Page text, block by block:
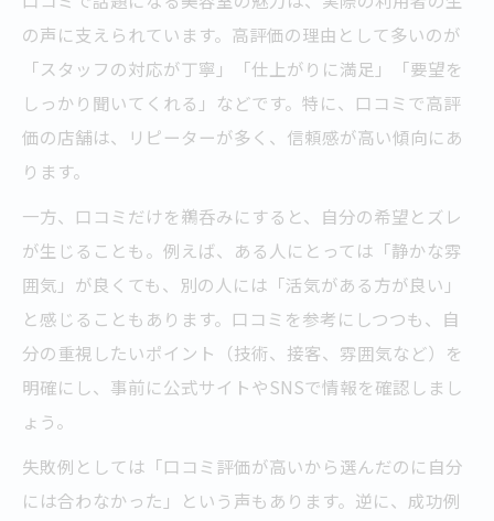
の声に支えられています。高評価の理由として多いのが
「スタッフの対応が丁寧」「仕上がりに満足」「要望を
しっかり聞いてくれる」などです。特に、口コミで高評
価の店舗は、リピーターが多く、信頼感が高い傾向にあ
ります。
一方、口コミだけを鵜呑みにすると、自分の希望とズレ
が生じることも。例えば、ある人にとっては「静かな雰
囲気」が良くても、別の人には「活気がある方が良い」
と感じることもあります。口コミを参考にしつつも、自
分の重視したいポイント（技術、接客、雰囲気など）を
明確にし、事前に公式サイトやSNSで情報を確認しまし
ょう。
失敗例としては「口コミ評価が高いから選んだのに自分
には合わなかった」という声もあります。逆に、成功例